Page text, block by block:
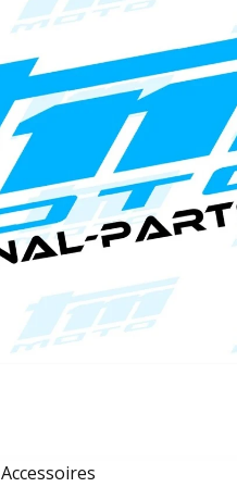
Accessoires